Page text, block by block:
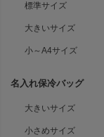
標準サイズ
大きいサイズ
小～A4サイズ
名入れ保冷バッグ
大きいサイズ
小さめサイズ